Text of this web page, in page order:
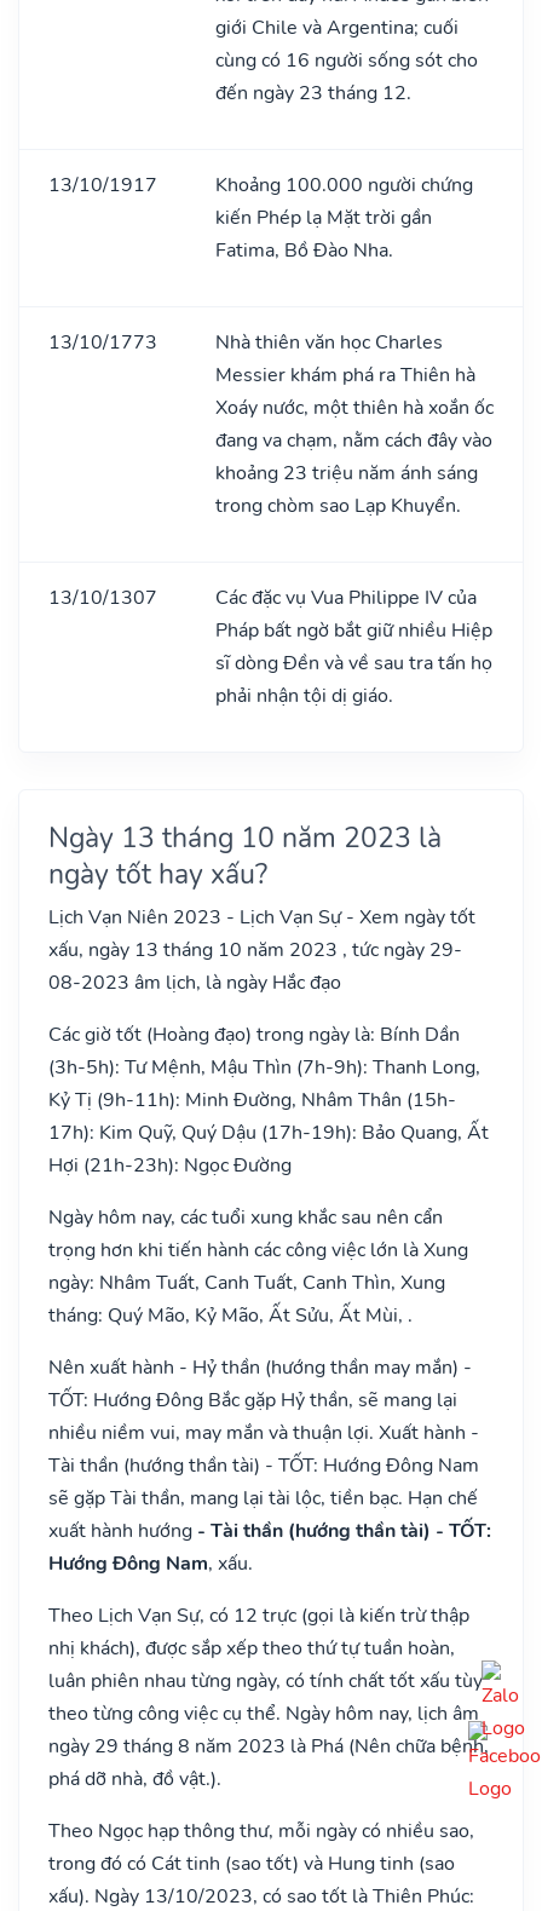
giới Chile và Argentina; cuối
cùng có 16 người sống sót cho
đến ngày 23 tháng 12.
13/10/1917
Khoảng 100.000 người chứng
kiến Phép lạ Mặt trời gần
Fatima, Bồ Đào Nha.
13/10/1773
Nhà thiên văn học Charles
Messier khám phá ra Thiên hà
Xoáy nước, một thiên hà xoắn ốc
đang va chạm, nằm cách đây vào
khoảng 23 triệu năm ánh sáng
trong chòm sao Lạp Khuyển.
13/10/1307
Các đặc vụ Vua Philippe IV của
Pháp bất ngờ bắt giữ nhiều Hiệp
sĩ dòng Đền và về sau tra tấn họ
phải nhận tội dị giáo.
Ngày 13 tháng 10 năm 2023 là
ngày tốt hay xấu?
Lịch Vạn Niên 2023 - Lịch Vạn Sự - Xem ngày tốt
xấu, ngày 13 tháng 10 năm 2023 , tức ngày 29-
08-2023 âm lịch, là ngày Hắc đạo
Các giờ tốt (Hoàng đạo) trong ngày là: Bính Dần
(3h-5h): Tư Mệnh, Mậu Thìn (7h-9h): Thanh Long,
Kỷ Tị (9h-11h): Minh Đường, Nhâm Thân (15h-
17h): Kim Quỹ, Quý Dậu (17h-19h): Bảo Quang, Ất
Hợi (21h-23h): Ngọc Đường
Ngày hôm nay, các tuổi xung khắc sau nên cẩn
trọng hơn khi tiến hành các công việc lớn là Xung
ngày: Nhâm Tuất, Canh Tuất, Canh Thìn, Xung
tháng: Quý Mão, Kỷ Mão, Ất Sửu, Ất Mùi, .
Nên xuất hành - Hỷ thần (hướng thần may mắn) -
TỐT: Hướng Đông Bắc gặp Hỷ thần, sẽ mang lại
nhiều niềm vui, may mắn và thuận lợi. Xuất hành -
Tài thần (hướng thần tài) - TỐT: Hướng Đông Nam
sẽ gặp Tài thần, mang lại tài lộc, tiền bạc. Hạn chế
xuất hành hướng - Tài thần (hướng thần tài) - TỐT:
Hướng Đông Nam, xấu.
Theo Lịch Vạn Sự, có 12 trực (gọi là kiến trừ thập
nhị khách), được sắp xếp theo thứ tự tuần hoàn,
luân phiên nhau từng ngày, có tính chất tốt xấu tùy
theo từng công việc cụ thể. Ngày hôm nay, lịch âm
ngày 29 tháng 8 năm 2023 là Phá (Nên chữa bệnh,
phá dỡ nhà, đồ vật.).
Theo Ngọc hạp thông thư, mỗi ngày có nhiều sao,
trong đó có Cát tinh (sao tốt) và Hung tinh (sao
xấu). Ngày 13/10/2023, có sao tốt là Thiên Phúc: